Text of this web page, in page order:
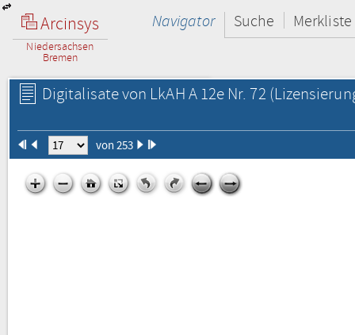
Arcinsys
Niedersachsen
Bremen
Navigator Suche Merkliste
Digitalisate von LkAH A 12e Nr. 72
von 253